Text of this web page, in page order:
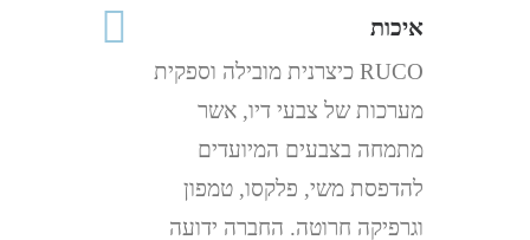
איכות
RUCO כיצרנית מובילה וספקית
מערכות של צבעי דיו, אשר
מתמחה בצבעים המיועדים
להדפסת משי, פלקסו, טמפון
וגרפיקה חרוטה. החברה ידועה